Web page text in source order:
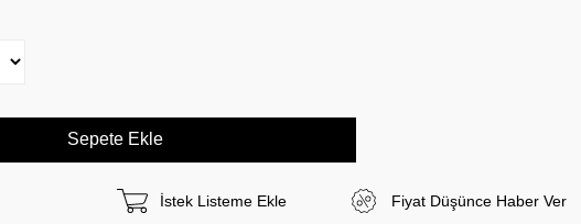
İstek Listeme Ekle Fiyat Düşünce Haber Ver